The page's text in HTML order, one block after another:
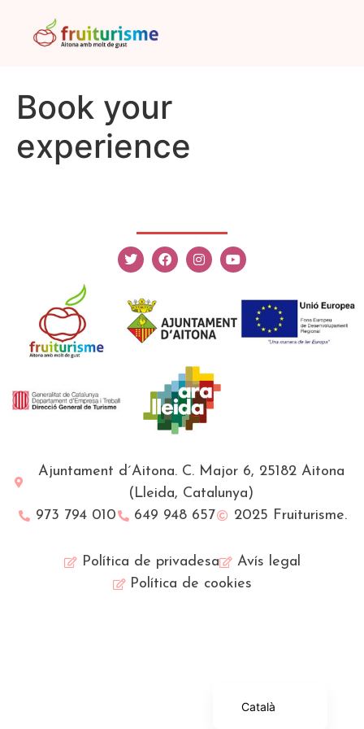
Book your
experience
Ajuntament d´Aitona. C. Major 6, 25182 Aitona
(Lleida, Catalunya)
973 794 010
649 948 657 2025 Fruiturisme.
Política de privadesa
Avís legal
Política de cookies
Català